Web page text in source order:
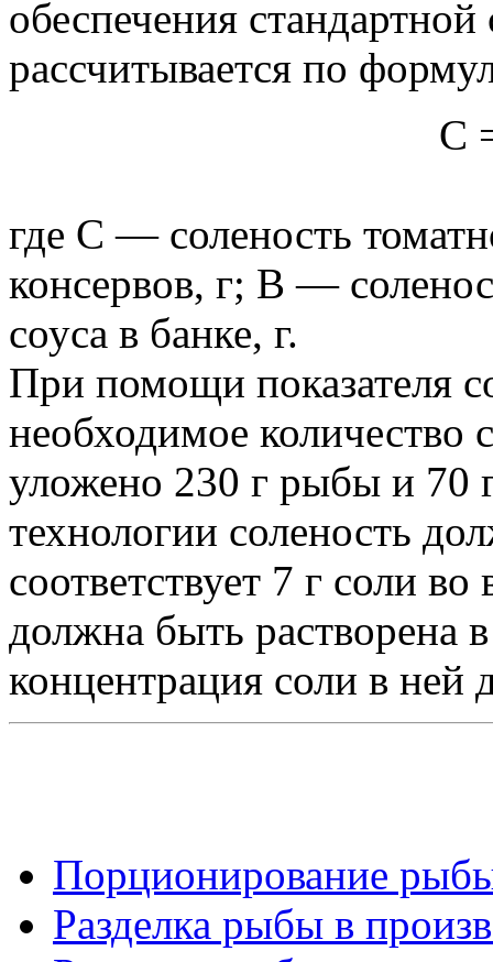
обеспечения
рассчитывается по
С
где С — соленость
консервов, г; В —
соуса в банке, г.
При помощи показателя
необходимое количество
уложено 230 г рыбы и 70
технологии соленость
соответствует 7 г соли
должна быть растворена
концентрация соли в ней
Порционирование
Разделка рыбы в